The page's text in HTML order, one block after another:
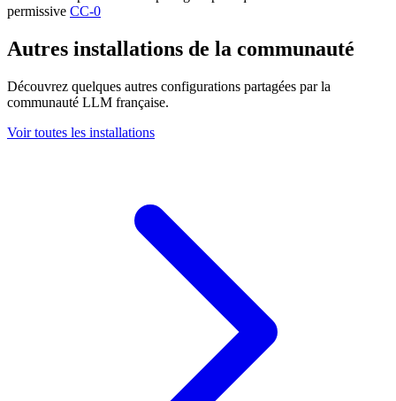
permissive CC-0
Autres installations de la communauté
Découvrez quelques autres configurations partagées par la
communauté LLM française.
Voir toutes les installations